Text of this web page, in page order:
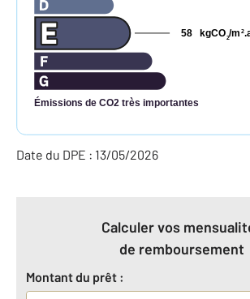
Émissions de CO2 très importantes
kgCO2/m 2
58
Date du DPE : 13/05/2026
Calculer vos
de remboursement
Montant du prêt :